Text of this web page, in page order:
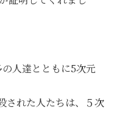
人達とともに5次元
された人たちは、５次